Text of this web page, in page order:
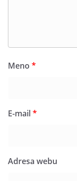
Meno *
E-mail*
Adresa webu